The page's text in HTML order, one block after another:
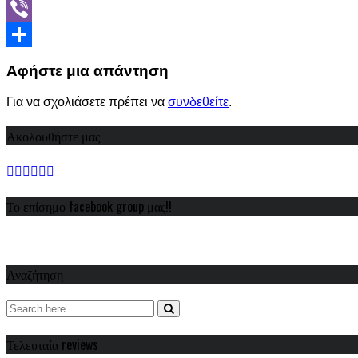
WhatsApp
Viber
Αφήστε μια απάντηση
Για να σχολιάσετε πρέπει να συνδεθείτε.
Ακολουθήστε μας
Το επίσημο facebook group μας!!
Αναζήτηση
Τελευταία reviews